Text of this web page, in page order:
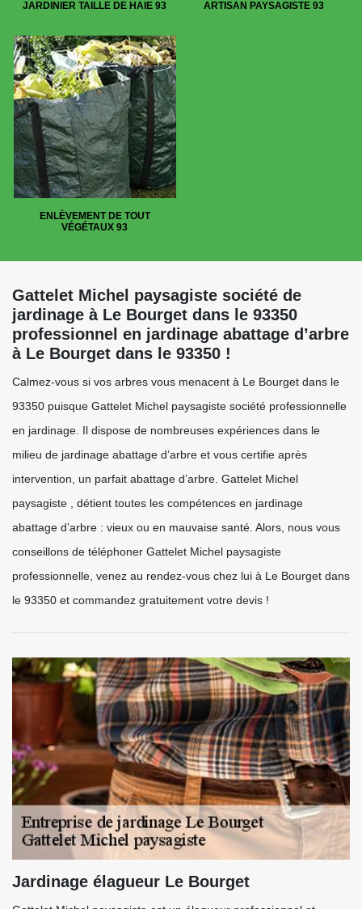
JARDINIER TAILLE DE HAIE 93 ARTISAN PAYSAGISTE 93
ENLÈVEMENT DE TOUT
VÉGÉTAUX 93
Gattelet Michel paysagiste société de
jardinage à Le Bourget dans le 93350
professionnel en jardinage abattage d’arbre
à Le Bourget dans le 93350 !
Calmez-vous si vos arbres vous menacent à Le Bourget dans le
93350 puisque Gattelet Michel paysagiste société professionnelle
en jardinage. Il dispose de nombreuses expériences dans le
milieu de jardinage abattage d’arbre et vous certifie après
intervention, un parfait abattage d’arbre. Gattelet Michel
paysagiste , détient toutes les compétences en jardinage
abattage d’arbre : vieux ou en mauvaise santé. Alors, nous vous
conseillons de téléphoner Gattelet Michel paysagiste
professionnelle, venez au rendez-vous chez lui à Le Bourget dans
le 93350 et commandez gratuitement votre devis !
Jardinage élagueur Le Bourget